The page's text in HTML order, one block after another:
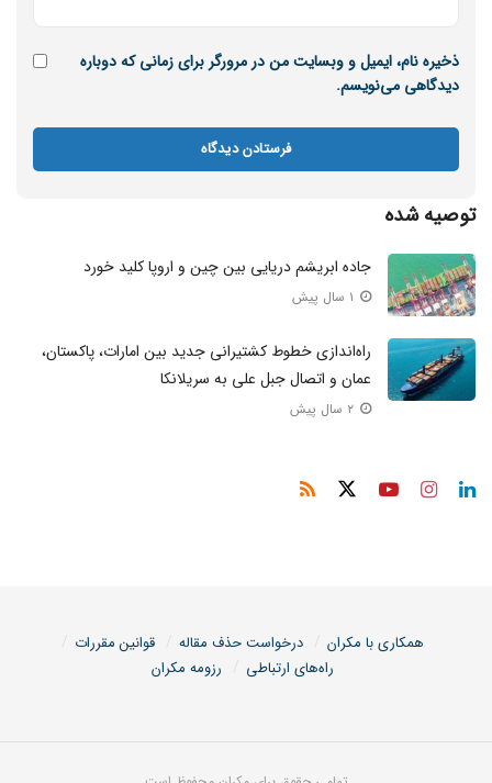
ذخیره نام، ایمیل و وبسایت من در مرورگر برای زمانی که دوباره
دیدگاهی می‌نویسم.
توصیه شده
جاده ابریشم دریایی بین چین و اروپا کلید خورد
راه‌اندازی خطوط کشتیرانی جدید بین امارات، پاکستان،
عمان و اتصال جبل علی به سریلانکا
همکاری با مکران درخواست حذف مقاله
قوانین مقررات
راه‌های ارتباطی
رزومه مکران